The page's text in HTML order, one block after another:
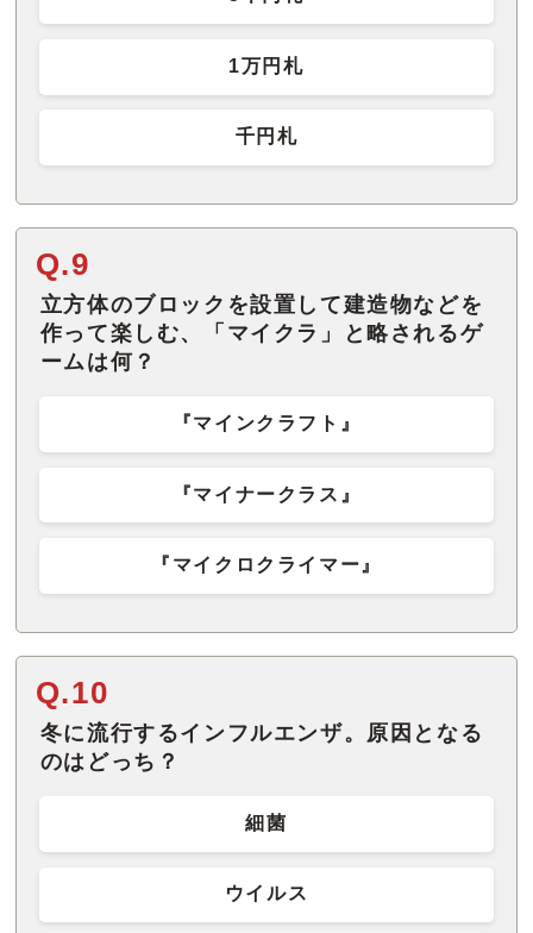
1万円札
千円札
Q.9
立方体のブロックを設置して建造物などを
作って楽しむ、「マイクラ」と略されるゲ
ームは何？
『マインクラフト』
『マイナークラス』
『マイクロクライマー』
Q.10
冬に流行するインフルエンザ。原因となる
のはどっち？
細菌
ウイルス